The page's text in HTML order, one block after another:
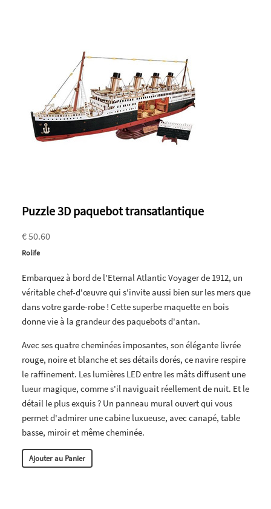
Puzzle 3D paquebot transatlantique
€ 50.60
Rolife
Embarquez à bord de l'Eternal Atlantic Voyager de 1912, un
véritable chef-d'œuvre qui s'invite aussi bien sur les mers que
dans votre garde-robe ! Cette superbe maquette en bois
donne vie à la grandeur des paquebots d'antan.
Avec ses quatre cheminées imposantes, son élégante livrée
rouge, noire et blanche et ses détails dorés, ce navire respire
le raffinement. Les lumières LED entre les mâts diffusent une
lueur magique, comme s'il naviguait réellement de nuit. Et le
détail le plus exquis ? Un panneau mural ouvert qui vous
permet d'admirer une cabine luxueuse, avec canapé, table
basse, miroir et même cheminée.
Ajouter au Panier